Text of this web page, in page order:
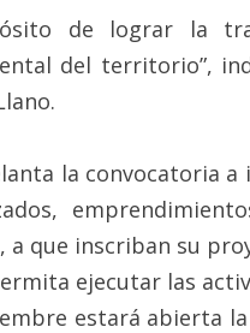
de lograr la
del territorio”,
la convocatoria
a que inscriban su
ejecutar las
estará abierta